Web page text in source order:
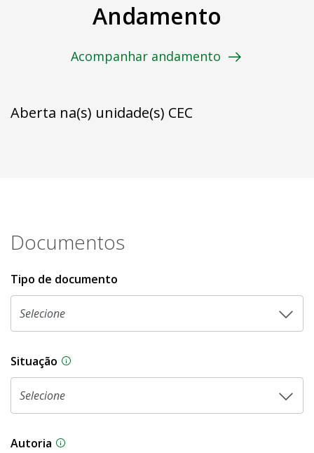
Andamento
Acompanhar andamento
Aberta na(s) unidade(s) CEC
Documentos
Tipo de documento
Situação Na CLDF, as proposições legislativas
Autoria As proposições legislativas na CLDF podem